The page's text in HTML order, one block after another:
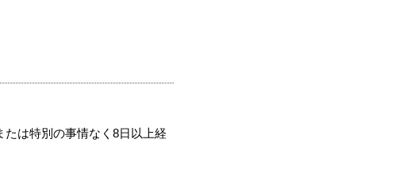
は特別の事情なく8日以上経